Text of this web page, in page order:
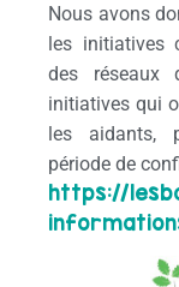
Nous avons
les initiatives
des réseaux
initiatives qui
les aidants,
période de
https://